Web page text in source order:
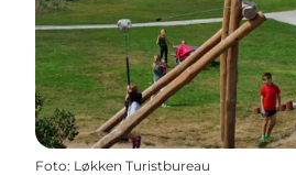
Foto: Løkken Turistbureau